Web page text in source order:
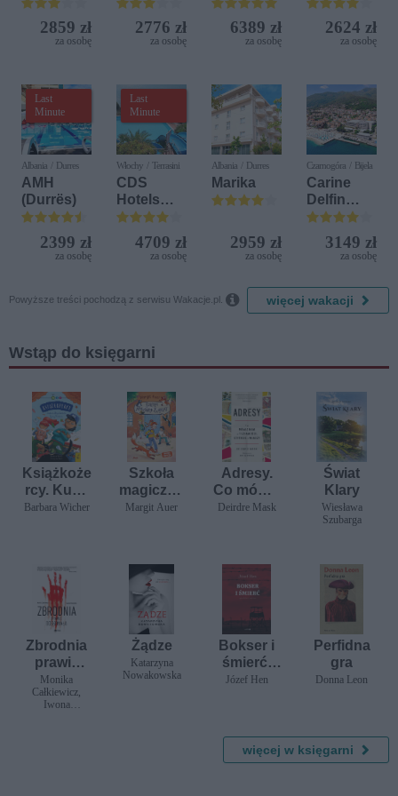
2859 zł
za osobę
2776 zł
za osobę
Golf
Resort by
6389 zł
za osobę
2624 zł
za osobę
Last
Minute
Albania / Durres
AMH
(Durrës)
2399 zł
za osobę
Last
Minute
Włochy / Terrasini
CDS
Hotels
Terrasini
(ex. Citta
del Mare)
4709 zł
za osobę
Albania / Durres
Marika
2959 zł
za osobę
Czarnogóra / Bijela
Carine
Delfin
Bijela (ex.
Iberostar
Bijela
3149 zł
za osobę
Powyższe treści pochodzą z serwisu Wakacje.pl.  więcej wakacji
Wstąp do księgarni
Książkoże
rcy. Kuba
i Maja
Poziom 1
Barbara Wicher
Szkoła
magiczny
ch
tom 1)
Margit Auer
Adresy.
Co mówią
nam o
władzy
Deirdre Mask
Świat
Klary
Wiesława
Szubarga
Zbrodnia
prawie
doskonał
a
Monika
Całkiewicz,
Iwona
Żądze
Katarzyna
Nowakowska
Bokser i
śmierć.
Opowiada
Józef Hen
Perfidna
gra
Donna Leon
więcej w księgarni